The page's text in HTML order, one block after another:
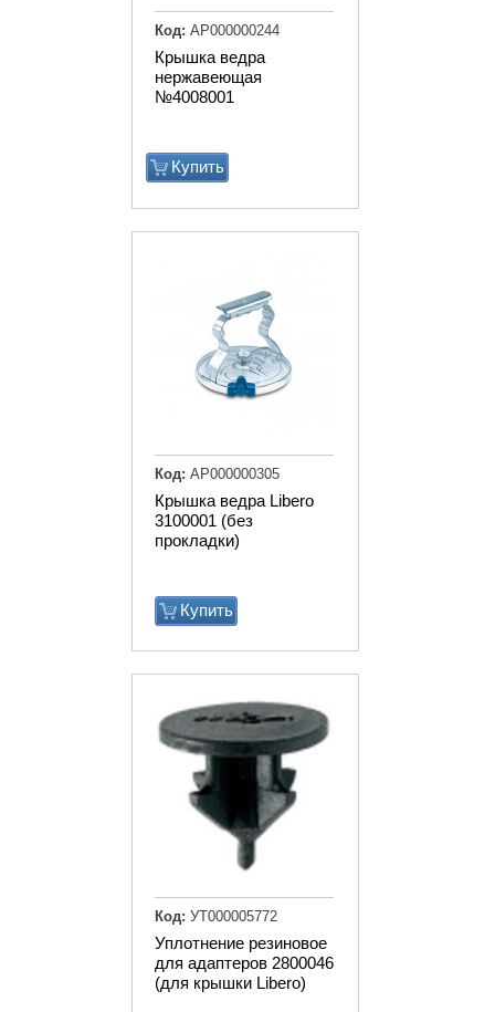
Крышка ведра
нержавеющая
№4008001
Купить
Код: АР000000244
Крышка ведра Libero
3100001 (без
прокладки)
Купить
Код: АР000000305
Уплотнение резиновое
для адаптеров 2800046
(для крышки Libero)
Код: УТ000005772